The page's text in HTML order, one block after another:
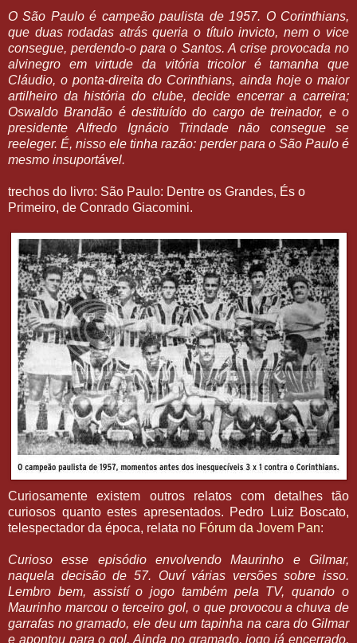
O São Paulo é campeão paulista de 1957. O Corinthians,
que duas rodadas atrás queria o título invicto, nem o vice
consegue, perdendo-o para o Santos. A crise provocada no
alvinegro em virtude da vitória tricolor é tamanha que
Cláudio, o ponta-direita do Corinthians, ainda hoje o maior
artilheiro da história do clube, decide encerrar a carreira;
Oswaldo Brandão é destituído do cargo de treinador, e o
presidente Alfredo Ignácio Trindade não consegue se
reeleger. É, nisso ele tinha razão: perder para o São Paulo é
mesmo insuportável.
trechos do livro: São Paulo: Dentre os Grandes, És o
Primeiro, de Conrado Giacomini.
Curiosamente existem outros relatos com detalhes tão
curiosos quanto estes apresentados. Pedro Luiz Boscato,
telespectador da época, relata no Fórum da Jovem Pan:
Curioso esse episódio envolvendo Maurinho e Gilmar,
naquela decisão de 57. Ouví várias versões sobre isso.
Lembro bem, assistí o jogo também pela TV, quando o
Maurinho marcou o terceiro gol, o que provocou a chuva de
garrafas no gramado, ele deu um tapinha na cara do Gilmar
e apontou para o gol. Ainda no gramado, jogo já encerrado,